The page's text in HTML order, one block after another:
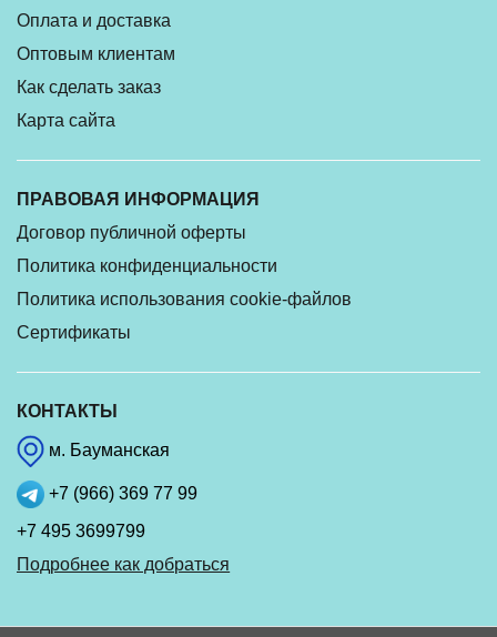
Оплата и доставка
Оптовым клиентам
Как сделать заказ
Карта сайта
ПРАВОВАЯ ИНФОРМАЦИЯ
Договор публичной оферты
Политика конфиденциальности
Политика использования cookie-файлов
Сертификаты
КОНТАКТЫ
м. Бауманская
+7 (966) 369 77 99
+7 495 3699799
Подробнее как добраться